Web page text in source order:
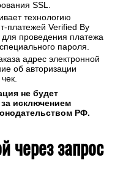
SSL.
технологию
платежей Verified By
проведения платежа
пароля.
адрес электронной
об авторизации
не будет
исключением
РФ.
через запрос